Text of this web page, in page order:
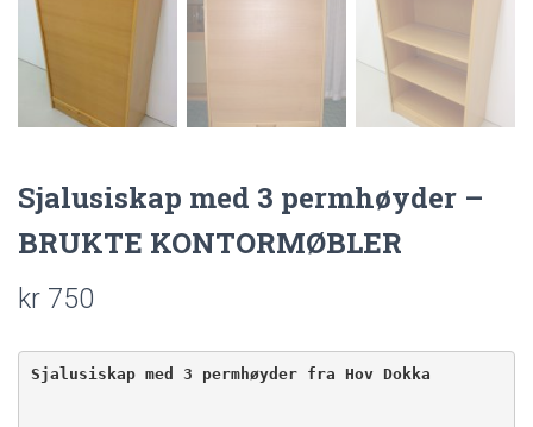
Sjalusiskap med 3 permhøyder –
BRUKTE KONTORMØBLER
kr 750
Sjalusiskap med 3 permhøyder fra Hov Dokka